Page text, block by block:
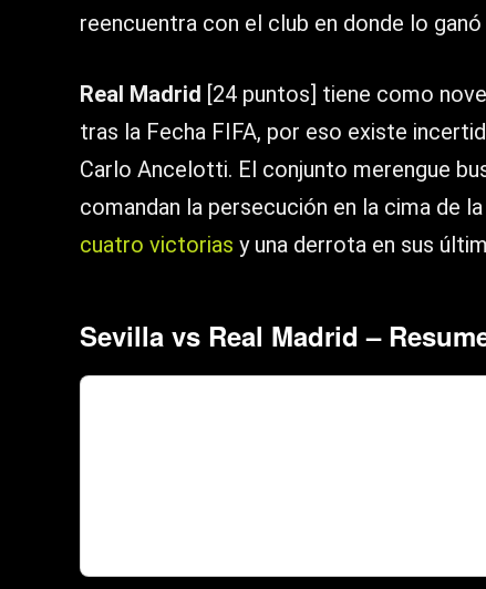
reencuentra con el club en donde lo
Real Madrid [24 puntos] tiene como
tras la Fecha FIFA, por eso existe
Carlo Ancelotti. El conjunto merengue
comandan la persecución en la cima de
cuatro victorias y una derrota en sus
Sevilla vs Real Madrid –